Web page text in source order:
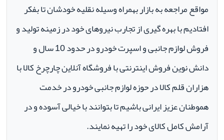
مواقع مراجعه به بازار بهمراه وسیله نقلیه خودشان تا بفکر
افتادیم با بهره گیری از تجارب نیروهای خود در زمینه تولید و
فروش لوازم جانبی و اسپرت خودرو در حدود 10 سال و
دانش نوین فروش اینترنتی با فروشگاه آنلاین چارچرخ کالا با
هزاران قلم کالا در حوزه لوازم جانبی خودرو در خدمت
هموطنان عزیز ایرانی باشیم تا بتوانند با خیالی آسوده و در
آرامش کامل کالای خود را تهیه نمایند.